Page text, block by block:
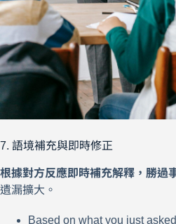
7. 語境補充與即時修正
根據對方反應即時補充解釋，勝過
遺漏擴大。
Based on what you just